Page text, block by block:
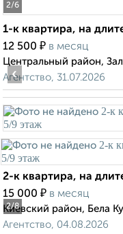
2/6
1-к квартира, на
12 500 ₽ в месяц
Центральный район,
Агентство, 31.07.2026
2/8
‹
2-к квартира, на
15 000 ₽ в месяц
Киевский район, Бела
Агентство, 04.08.2026